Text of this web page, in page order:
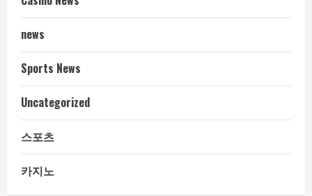
news
Sports News
Uncategorized
스포츠
카지노